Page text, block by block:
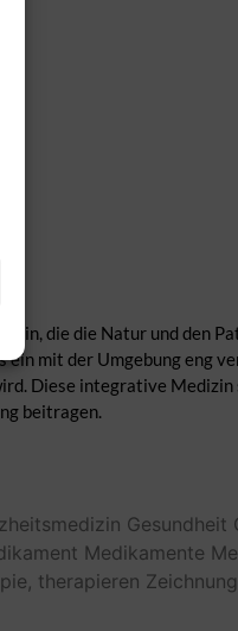
die die Natur und den
ein mit der Umgebung eng
Diese integrative
beitragen.
Gesundheit
Medikamente
therapieren Zeichnung